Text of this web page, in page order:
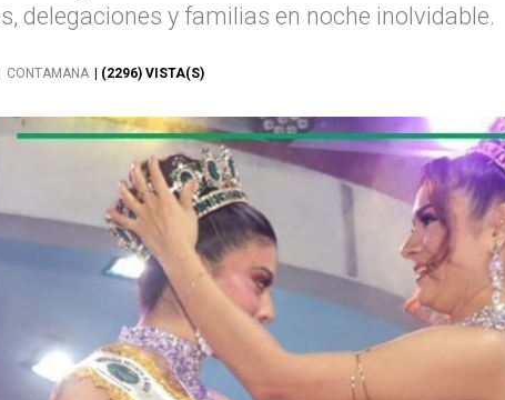
delegaciones y familias en noche inolvidable.
CONTAMANA | (2296) VISTA(S)